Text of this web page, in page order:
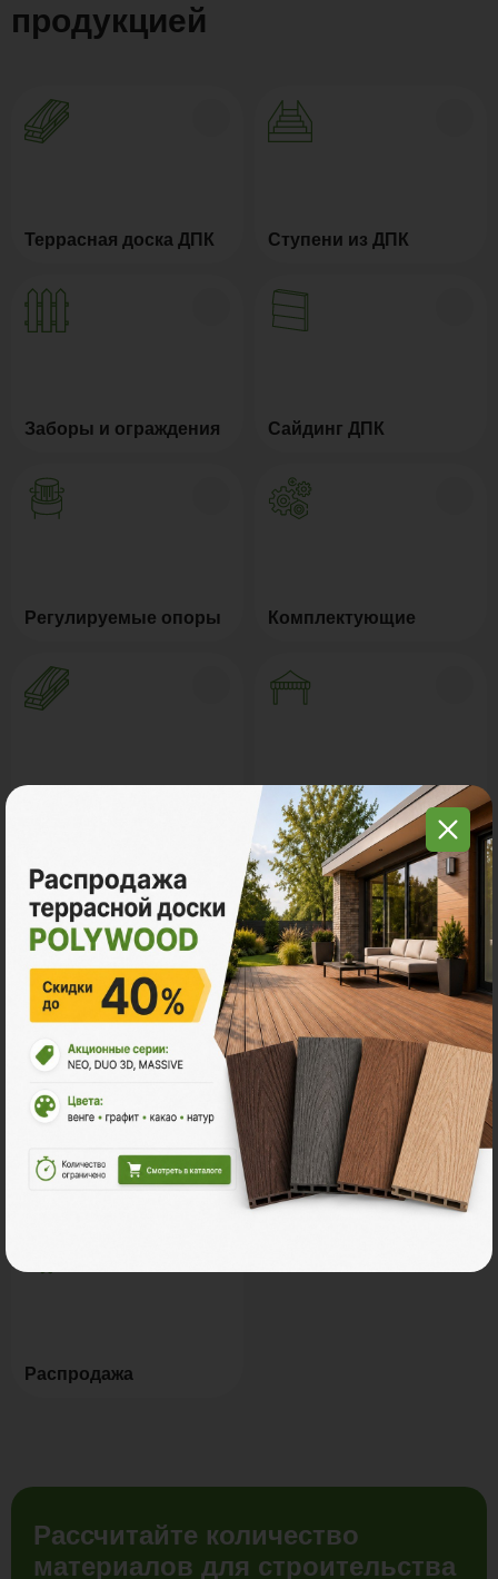
продукцией
Террасная доска ДПК Ступени из ДПК
Заборы и ограждения Сайдинг ДПК
Регулируемые опоры Комплектующие
Маркизы и перголы
Грядки из ДПК Керамогранит
Мебель для террас Новинки
Распродажа
Рассчитайте количество
материалов для строительства